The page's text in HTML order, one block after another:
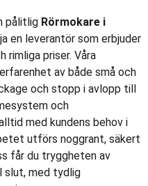
pålitlig Rörmokare i
en leverantör som erbjuder
priser. Våra
av både små och
och stopp i avlopp till
och
med kundens behov i
utförs noggrant, säkert
får du tryggheten av
slut, med tydlig